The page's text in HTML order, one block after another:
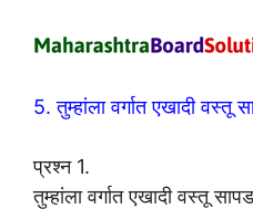
5. तुम्हांला वर्गात एखादी वस्तू
प्रश्न 1.
तुम्हांला वर्गात एखादी वस्तू